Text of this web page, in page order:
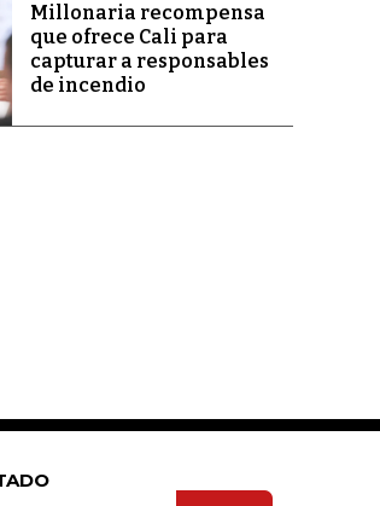
Millonaria recompensa
que ofrece Cali para
capturar a responsables
de incendio